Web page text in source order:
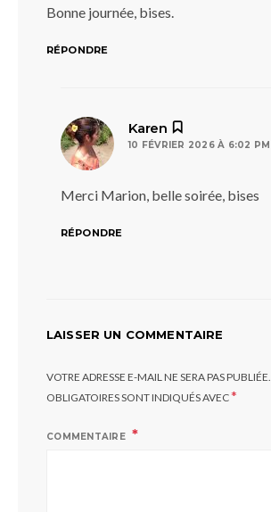
Bonne journée, bises.
RÉPONDRE
Karen
10 FÉVRIER 2026 À 6:02 PM
Merci Marion, belle soirée, bises
RÉPONDRE
LAISSER UN COMMENTAIRE
VOTRE ADRESSE E-MAIL NE SERA PAS PUBLIÉE.
OBLIGATOIRES SONT INDIQUÉS AVEC*
COMMENTAIRE